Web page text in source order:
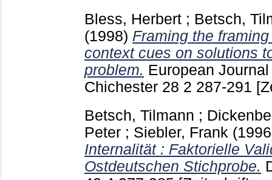
Bless, Herbert ; Betsch,
(1998) Framing the
context cues on solutions
problem. European
Chichester 28 2 287-291
Betsch, Tilmann ;
Peter ; Siebler, Frank
Internalität : Faktorielle
Ostdeutschen Stichprobe.